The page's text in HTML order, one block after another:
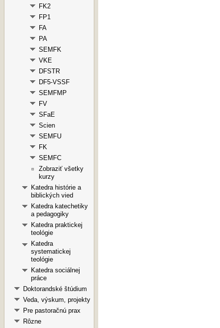
FK2
FP1
FA
PA
SEMFK
VKE
DFSTR
DF5-VSSF
SEMFMP
FV
SFaE
Scien
SEMFU
FK
SEMFC
Zobraziť všetky
kurzy
Katedra histórie a
biblických vied
Katedra katechetiky
a pedagogiky
Katedra praktickej
teológie
Katedra
systematickej
teológie
Katedra sociálnej
práce
Doktorandské štúdium
Veda, výskum, projekty
Pre pastoračnú prax
Rôzne